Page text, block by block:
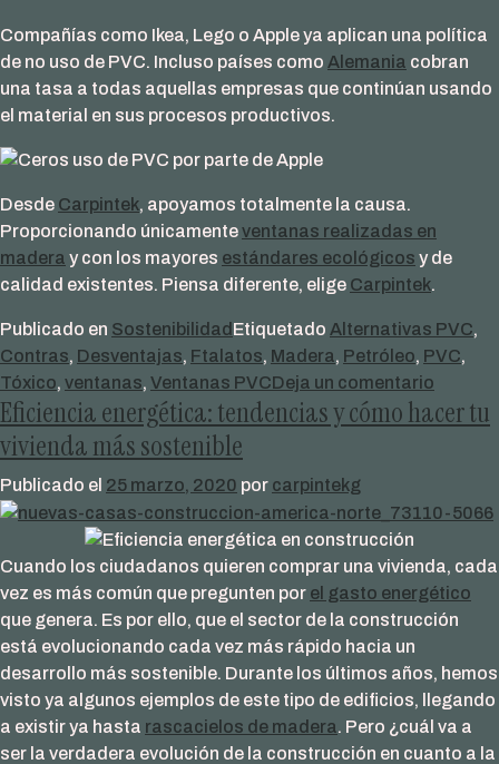
Compañías como Ikea, Lego o Apple ya aplican una política
de no uso de PVC. Incluso países como Alemania cobran
una tasa a todas aquellas empresas que continúan usando
el material en sus procesos productivos.
Desde Carpintek, apoyamos totalmente la causa.
Proporcionando únicamenteventanas realizadas en
madera y con los mayores estándares ecológicos y de
calidad existentes. Piensa diferente, elige Carpintek.
Publicado en Sostenibilidad Etiquetado Alternativas PVC,
Contras, Desventajas, Ftalatos, Madera, Petróleo, PVC,
Tóxico, ventanas, Ventanas PVCDeja un comentario
COSAS
NADIE
TE
DICE
Eficiencia energética: tendencias y cómo hacer tu
vivienda más sostenible
Publicado el 25 marzo, 2020 por carpintekg
Cuando los ciudadanos quieren comprar una vivienda, cada
vez es más común que pregunten por el gasto energético
que genera. Es por ello, que el sector de la construcción
está evolucionando cada vez más rápido hacia un
desarrollo más sostenible. Durante los últimos años, hemos
visto ya algunos ejemplos de este tipo de edificios, llegando
a existir ya hasta rascacielos de madera. Pero ¿cuál va a
ser la verdadera evolución de la construcción en cuanto a la